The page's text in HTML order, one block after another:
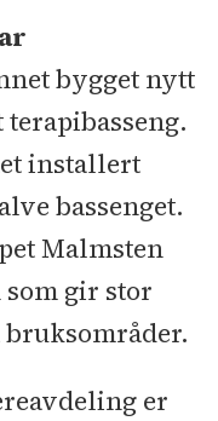
bygget nytt
terapibasseng.
installert
bassenget.
Malmsten
gir stor
er